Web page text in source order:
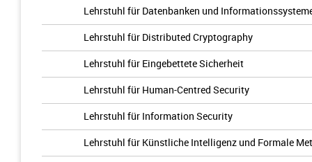
Lehrstuhl für Datenbanken und
Lehrstuhl für Distributed Cryptography
Lehrstuhl für Eingebettete Sicherheit
Lehrstuhl für Human-Centred Security
Lehrstuhl für Information Security
Lehrstuhl für Künstliche Intelligenz und Formale